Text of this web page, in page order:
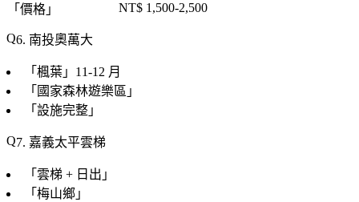
「 價格 」 NT$ 1,500-2,500
6. 南投奧萬大
「 楓葉 」11-12 月
「 國家森林遊樂區 」
「 設施完整 」
7. 嘉義太平雲梯
「 雲梯 + 日出 」
「 梅山鄉 」